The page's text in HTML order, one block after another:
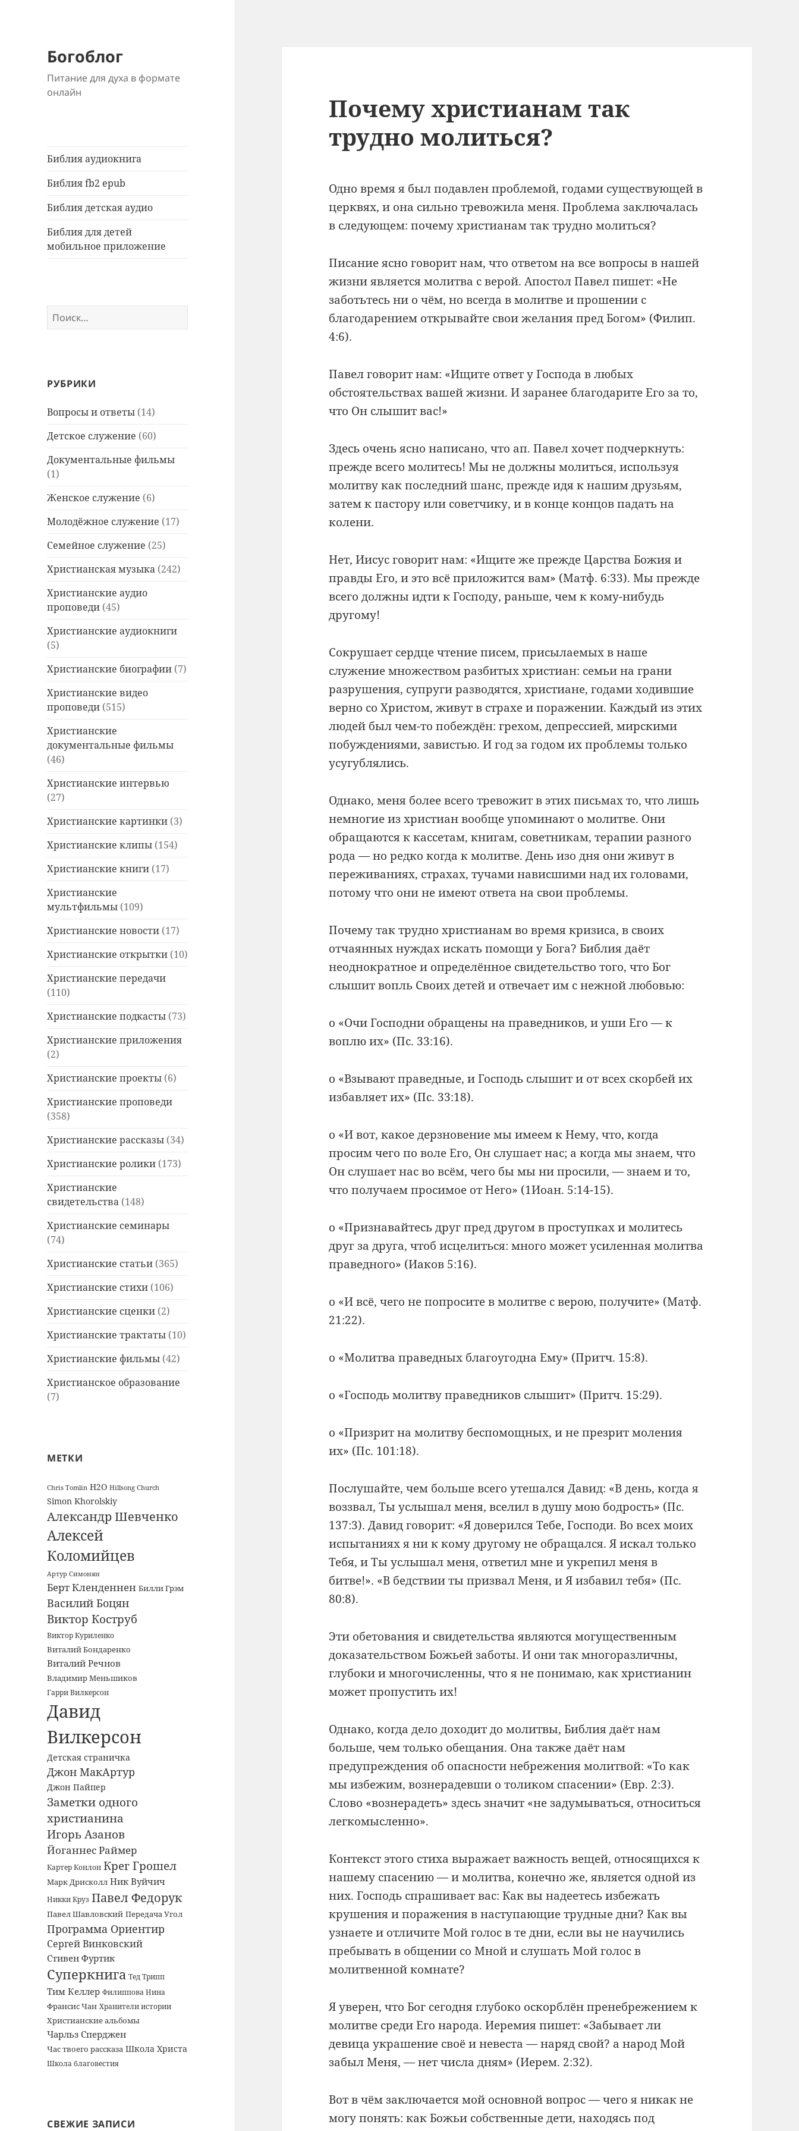
Богоблог
Питание для духа в формате
онлайн
Библия аудиокнига
Библия fb2 epub
Библия детская аудио
Библия для детей
мобильное приложение
Найти:
РУБРИКИ
Вопросы и ответы (14)
Детское служение (60)
Документальные фильмы
(1)
Женское служение (6)
Молодёжное служение (17)
Семейное служение (25)
Христианская музыка (242)
Христианские аудио
проповеди (45)
Христианские аудиокниги
(5)
Христианские биографии (7)
Христианские видео
проповеди (515)
Христианские
документальные фильмы
(46)
Христианские интервью
(27)
Христианские картинки (3)
Христианские клипы (154)
Христианские книги (17)
Христианские
мультфильмы (109)
Христианские новости (17)
Христианские открытки (10)
Христианские передачи
(110)
Христианские подкасты (73)
Христианские приложения
(2)
Христианские проекты (6)
Христианские проповеди
(358)
Христианские рассказы (34)
Христианские ролики (173)
Христианские
свидетельства (148)
Христианские семинары
(74)
Христианские статьи (365)
Христианские стихи (106)
Христианские сценки (2)
Христианские трактаты (10)
Христианские фильмы (42)
Христианское образование
(7)
МЕТКИ
Chris Tomlin H2O Hillsong Church
Simon Khorolskiy
Александр Шевченко
Алексей
Коломийцев
Артур Симонян
Берт Кленденнен Билли Грэм
Василий Боцян
Виктор Коструб
Виктор Куриленко
Виталий Бондаренко
Виталий Речнов
Владимир Меньшиков
Гарри Вилкерсон
Давид
Вилкерсон
Детская страничка
Джон МакАртур
Джон Пайпер
Заметки одного
христианина
Игорь Азанов
Йоганнес Раймер
Картер Конлон Крег Грошел
Марк Дрисколл Ник Вуйчич
Никки Круз Павел Федорук
Павел Шавловский Передача Угол
Программа Ориентир
Сергей Винковский
Стивен Фуртик
Суперкнига Тед Трипп
Тим Келлер Филиппова Нина
Франсис Чан Хранители истории
Христианские альбомы
Чарльз Сперджен
Час твоего рассказа Школа Христа
Школа благовестия
СВЕЖИЕ ЗАПИСИ
Почему христианам так
трудно молиться?
Одно время я был подавлен проблемой, годами существующей в
церквях, и она сильно тревожила меня. Проблема заключалась
в следующем: почему христианам так трудно молиться?
Писание ясно говорит нам, что ответом на все вопросы в нашей
жизни является молитва с верой. Апостол Павел пишет: «Не
заботьтесь ни о чём, но всегда в молитве и прошении с
благодарением открывайте свои желания пред Богом» (Филип.
4:6).
Павел говорит нам: «Ищите ответ у Господа в любых
обстоятельствах вашей жизни. И заранее благодарите Его за то,
что Он слышит вас!»
Здесь очень ясно написано, что ап. Павел хочет подчеркнуть:
прежде всего молитесь! Мы не должны молиться, используя
молитву как последний шанс, прежде идя к нашим друзьям,
затем к пастору или советчику, и в конце концов падать на
колени.
Нет, Иисус говорит нам: «Ищите же прежде Царства Божия и
правды Его, и это всё приложится вам» (Матф. 6:33). Мы прежде
всего должны идти к Господу, раньше, чем к кому-нибудь
другому!
Сокрушает сердце чтение писем, присылаемых в наше
служение множеством разбитых христиан: семьи на грани
разрушения, супруги разводятся, христиане, годами ходившие
верно со Христом, живут в страхе и поражении. Каждый из этих
людей был чем-то побеждён: грехом, депрессией, мирскими
побуждениями, завистью. И год за годом их проблемы только
усугублялись.
Однако, меня более всего тревожит в этих письмах то, что лишь
немногие из христиан вообще упоминают о молитве. Они
обращаются к кассетам, книгам, советникам, терапии разного
рода — но редко когда к молитве. День изо дня они живут в
переживаниях, страхах, тучами нависшими над их головами,
потому что они не имеют ответа на свои проблемы.
Почему так трудно христианам во время кризиса, в своих
отчаянных нуждах искать помощи у Бога? Библия даёт
неоднократное и определённое свидетельство того, что Бог
слышит вопль Своих детей и отвечает им с нежной любовью:
о «Очи Господни обращены на праведников, и уши Его — к
воплю их» (Пс. 33:16).
о «Взывают праведные, и Господь слышит и от всех скорбей их
избавляет их» (Пс. 33:18).
о «И вот, какое дерзновение мы имеем к Нему, что, когда
просим чего по воле Его, Он слушает нас; а когда мы знаем, что
Он слушает нас во всём, чего бы мы ни просили, — знаем и то,
что получаем просимое от Него» (1Иоан. 5:14-15).
о «Признавайтесь друг пред другом в проступках и молитесь
друг за друга, чтоб исцелиться: много может усиленная молитва
праведного» (Иаков 5:16).
о «И всё, чего не попросите в молитве с верою, получите» (Матф.
21:22).
о «Молитва праведных благоугодна Ему» (Притч. 15:8).
о «Господь молитву праведников слышит» (Притч. 15:29).
о «Призрит на молитву беспомощных, и не презрит моления
их» (Пс. 101:18).
Послушайте, чем больше всего утешался Давид: «В день, когда я
воззвал, Ты услышал меня, вселил в душу мою бодрость» (Пс.
137:3). Давид говорит: «Я доверился Тебе, Господи. Во всех моих
испытаниях я ни к кому другому не обращался. Я искал только
Тебя, и Ты услышал меня, ответил мне и укрепил меня в
битве!». «В бедствии ты призвал Меня, и Я избавил тебя» (Пс.
80:8).
Эти обетования и свидетельства являются могущественным
доказательством Божьей заботы. И они так многоразличны,
глубоки и многочисленны, что я не понимаю, как христианин
может пропустить их!
Однако, когда дело доходит до молитвы, Библия даёт нам
больше, чем только обещания. Она также даёт нам
предупреждения об опасности небрежения молитвой: «То как
мы избежим, вознерадевши о толиком спасении» (Евр. 2:3).
Слово «вознерадеть» здесь значит «не задумываться, относиться
легкомысленно».
Контекст этого стиха выражает важность вещей, относящихся к
нашему спасению — и молитва, конечно же, является одной из
них. Господь спрашивает вас: Как вы надеетесь избежать
крушения и поражения в наступающие трудные дни? Как вы
узнаете и отличите Мой голос в те дни, если вы не научились
пребывать в общении со Мной и слушать Мой голос в
молитвенной комнате?
Я уверен, что Бог сегодня глубоко оскорблён пренебрежением к
молитве среди Его народа. Иеремия пишет: «Забывает ли
девица украшение своё и невеста — наряд свой? а народ Мой
забыл Меня, — нет числа дням» (Иерем. 2:32).
Вот в чём заключается мой основной вопрос — чего я никак не
могу понять: как Божьи собственные дети, находясь под